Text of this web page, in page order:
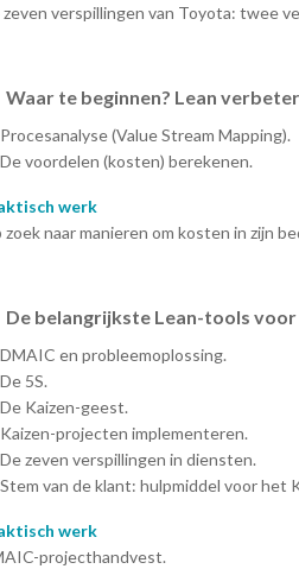
zeven verspillingen van Toyota: twee
Waar te beginnen? Lean
Procesanalyse (Value Stream Mapping).
De voordelen (kosten) berekenen.
werk
zoek naar manieren om kosten in zijn
De belangrijkste Lean-tools
DMAIC en probleemoplossing.
De 5S.
De Kaizen-geest.
Kaizen-projecten implementeren.
De zeven verspillingen in diensten.
Stem van de klant: hulpmiddel voor het
werk
projecthandvest.